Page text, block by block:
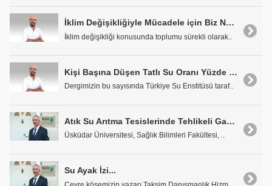
İklim Değişikliğiyle Mücadele için Biz Ne Yapıyoruz?
İklim değişikliği konusunda toplumu sürekli olarak..
Kişi Başına Düşen Tatlı Su Oranı Yüzde 20 Azaldı
Dergimizin bu sayısında Türkiye Su Enstitüsü taraf..
Atık Su Arıtma Tesislerinde Tehlikeli Gazlar ve İş Güvenliği
Üsküdar Üniversitesi, Sağlık Bilimleri Fakültesi, ..
Su Ayak İzi...